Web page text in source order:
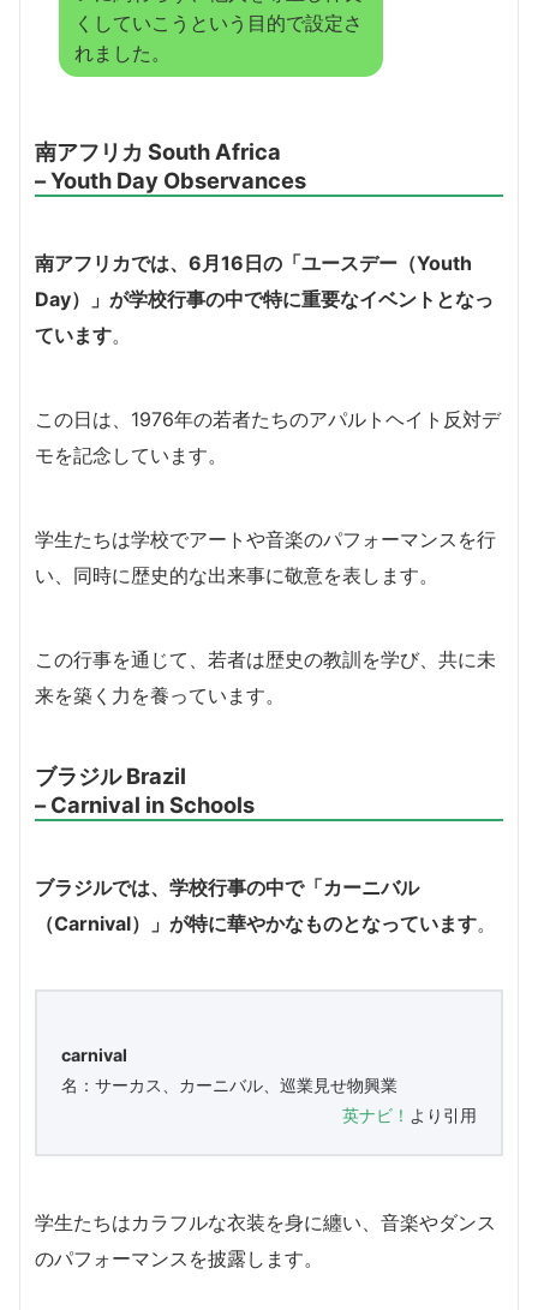
くしていこうという目的で設定さ
れました。
南アフリカ South Africa
– Youth Day Observances
南アフリカでは、6月16日の「ユースデー（Youth
Day）」が学校行事の中で特に重要なイベントとなっ
ています。
この日は、1976年の若者たちのアパルトヘイト反対デ
モを記念しています。
学生たちは学校でアートや音楽のパフォーマンスを行
い、同時に歴史的な出来事に敬意を表します。
この行事を通じて、若者は歴史の教訓を学び、共に未
来を築く力を養っています。
ブラジル Brazil
– Carnival in Schools
ブラジルでは、学校行事の中で「カーニバル
（Carnival）」が特に華やかなものとなっています。
carnival
名：サーカス、カーニバル、巡業見せ物興業
英ナビ！ より引用
学生たちはカラフルな衣装を身に纏い、音楽やダンス
のパフォーマンスを披露します。